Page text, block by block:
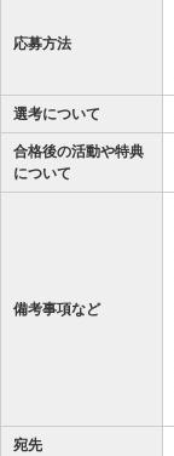
応募方法
選考について
合格後の活動や特典
について
備考事項など
宛先